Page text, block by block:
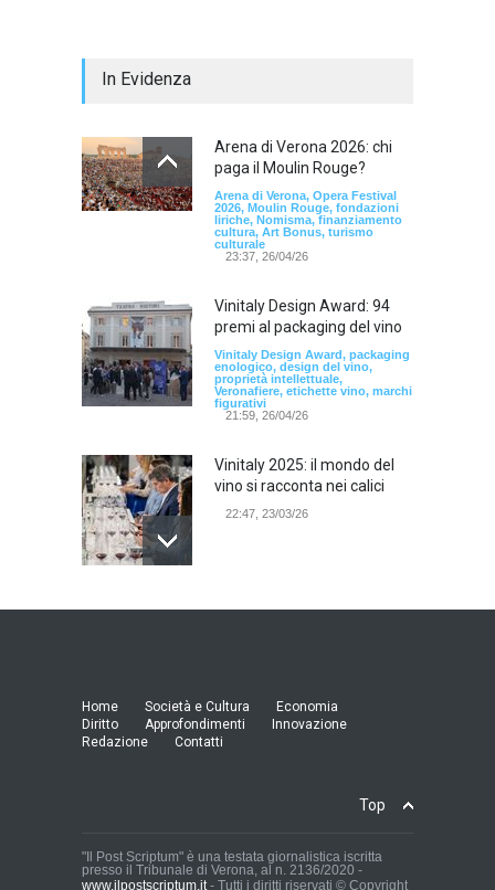
In Evidenza
Arena di Verona 2026: chi
paga il Moulin Rouge?
Arena di Verona, Opera Festival
2026, Moulin Rouge, fondazioni
liriche, Nomisma, finanziamento
cultura, Art Bonus, turismo
culturale
23:37, 26/04/26
Vinitaly Design Award: 94
premi al packaging del vino
Vinitaly Design Award, packaging
enologico, design del vino,
proprietà intellettuale,
Veronafiere, etichette vino, marchi
figurativi
21:59, 26/04/26
Vinitaly 2025: il mondo del
vino si racconta nei calici
22:47, 23/03/26
Model Expo Italy 2025 a
21:25, 04/03/26
Verona Domani, aumenta il
Home Società e Cultura
Economia
Diritto
Approfondimenti
Innovazione
Redazione
Contatti
Top
"Il Post Scriptum" è una testata giornalistica iscritta
presso il Tribunale di Verona, al n. 2136/2020 -
www.ilpostscriptum.it- Tutti i diritti riservati © Copyright